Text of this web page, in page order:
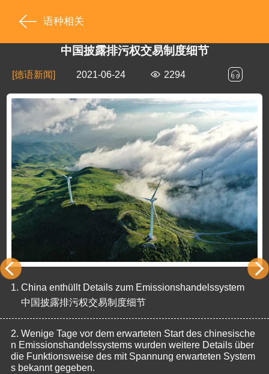
语种相关
中国披露排污权交易制度细节
[德语新闻] 2021-06-24 2294
1.
China enthüllt Details zum Emissionshandelssystem
中国披露排污权交易制度细节
2. Wenige Tage vor dem erwarteten Start des chinesische
n Emissionshandelssystems wurden weitere Details über
die Funktionsweise des mit Spannung erwarteten System
s bekannt gegeben.